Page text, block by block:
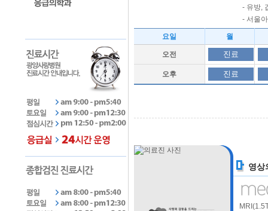
- 유방,
- 서울
요일 월
오전 진료
오후 진료
영상